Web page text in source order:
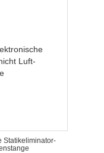
Statikeliminator-